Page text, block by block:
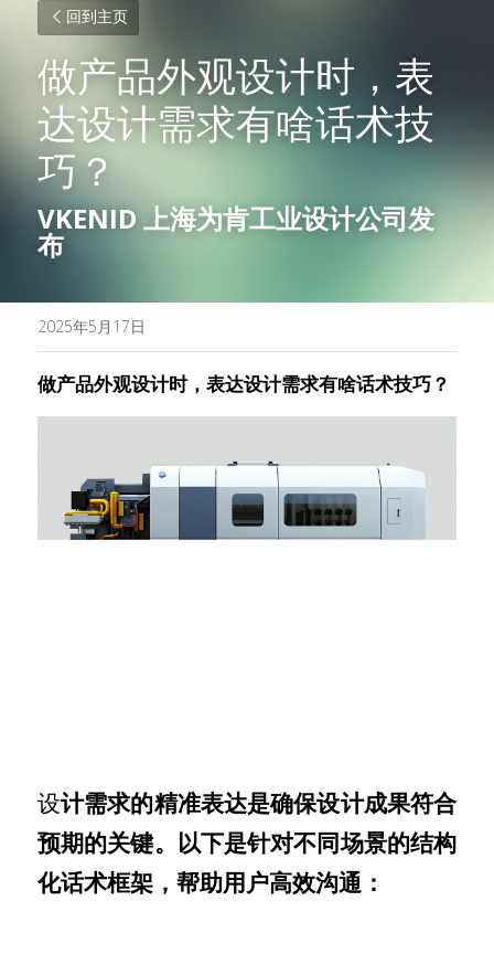
回到主页
做产品外观设计时，表
达设计需求有啥话术技
巧？
VKENID 上海为肯工业设计公司发
布
2025年5月17日
做产品外观设计时，表达设计需求有啥话术技巧？
设计需求的精准表达是确保设计成果符合
预期的关键。以下是针对不同场景的结构
化话术框架，帮助用户高效沟通：